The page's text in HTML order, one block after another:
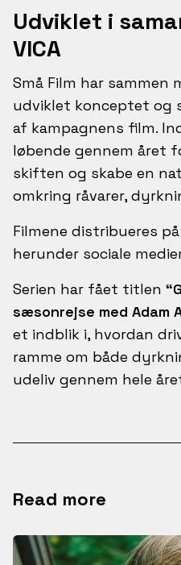
Udviklet i
VICA
Små Film har sammen
udviklet konceptet og
af kampagnens film.
løbende gennem året
skiften og skabe en
omkring råvarer,
Filmene distribueres
herunder sociale
Serien har fået titlen
sæsonrejse med Adam
et indblik i, hvordan
ramme om både
udeliv gennem hele
Read more